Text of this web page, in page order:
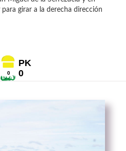
girar a la derecha dirección
0
PK
0